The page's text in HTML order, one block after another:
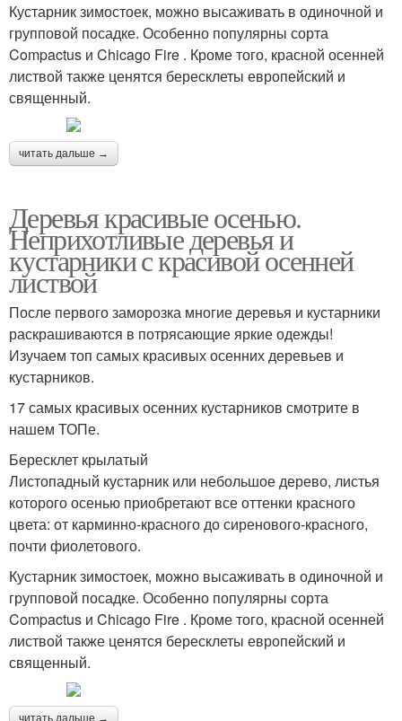
Кустарник зимостоек, можно высаживать в одиночной и
групповой посадке. Особенно популярны сорта
Compactus и Chicago Fire . Кроме того, красной осенней
листвой также ценятся бересклеты европейский и
священный.
читать дальше →
Деревья красивые осенью.
Неприхотливые деревья и
кустарники с красивой осенней
листвой
После первого заморозка многие деревья и кустарники
раскрашиваются в потрясающие яркие одежды!
Изучаем топ самых красивых осенних деревьев и
кустарников.
17 самых красивых осенних кустарников смотрите в
нашем ТОПе.
Бересклет крылатый
Листопадный кустарник или небольшое дерево, листья
которого осенью приобретают все оттенки красного
цвета: от карминно-красного до сиренового-красного,
почти фиолетового.
Кустарник зимостоек, можно высаживать в одиночной и
групповой посадке. Особенно популярны сорта
Compactus и Chicago Fire . Кроме того, красной осенней
листвой также ценятся бересклеты европейский и
священный.
читать дальше →